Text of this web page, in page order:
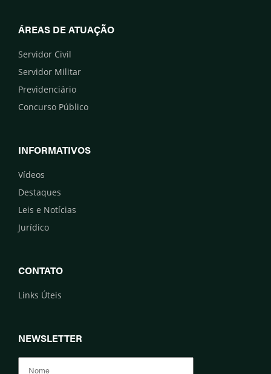
ÁREAS DE ATUAÇÃO
Servidor Civil
Servidor Militar
Previdenciário
Concurso Público
INFORMATIVOS
Vídeos
Destaques
Leis e Notícias
Jurídico
CONTATO
Links Úteis
NEWSLETTER